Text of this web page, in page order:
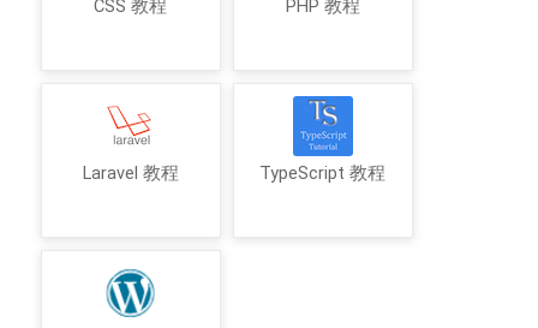
CSS 教程 PHP 教程
Laravel 教程 TypeScript 教程